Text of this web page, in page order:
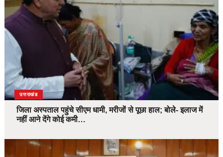
उत्तराखंड
जिला अस्पताल पहुंचे सीएम धामी, मरीजों से पूछा हाल; बोले- इलाज में
नहीं आने देंगे कोई कमी…